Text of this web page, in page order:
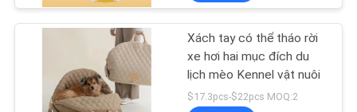
VỀ
Dây xích cho thú
cưng
87
Xách tay có thể tháo rời
xe hơi hai mục đích du
lịch mèo Kennel vật nuôi
$17.3pcs-$22pcs MOQ:2